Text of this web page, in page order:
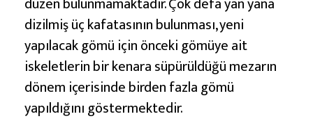
dizilmiş üç kafatasının bulunması, yeni
yapılacak gömü için önceki gömüye ait
iskeletlerin bir kenara süpürüldüğü mezarın
dönem içerisinde birden fazla gömü
yapıldığını göstermektedir.